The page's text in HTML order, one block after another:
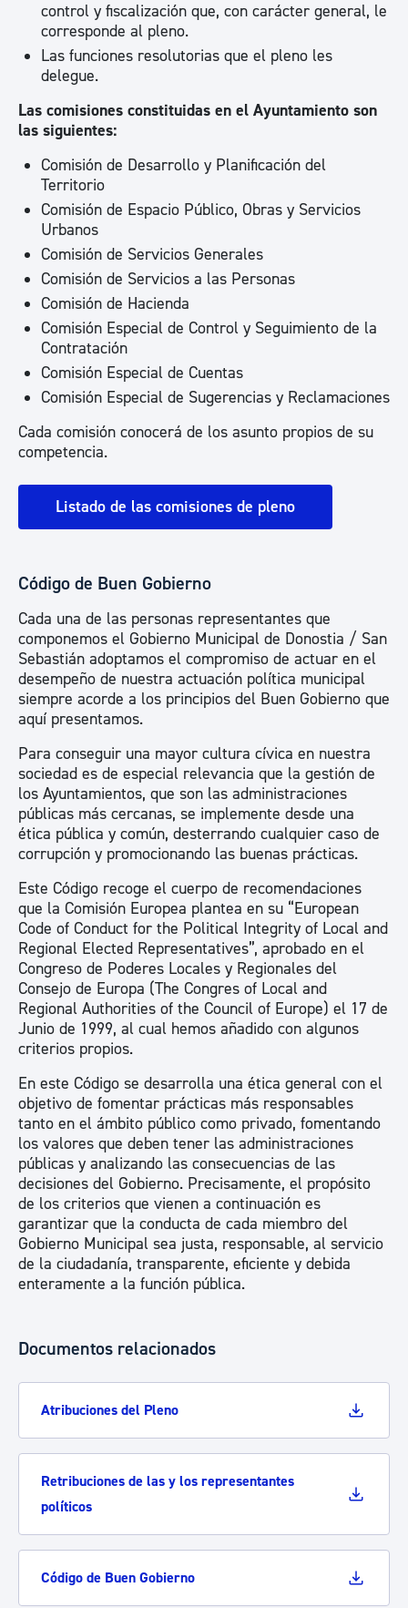
control y fiscalización que, con carácter general, le
corresponde al pleno.
Las funciones resolutorias que el pleno les
delegue.
Las comisiones constituidas en el Ayuntamiento son
las siguientes:
Comisión de Desarrollo y Planificación del
Territorio
Comisión de Espacio Público, Obras y Servicios
Urbanos
Comisión de Servicios Generales
Comisión de Servicios a las Personas
Comisión de Hacienda
Comisión Especial de Control y Seguimiento de la
Contratación
Comisión Especial de Cuentas
Comisión Especial de Sugerencias y Reclamaciones
Cada comisión conocerá de los asunto propios de su
competencia.
Listado de las comisiones de pleno
Código de Buen Gobierno
Cada una de las personas representantes que
componemos el Gobierno Municipal de Donostia / San
Sebastián adoptamos el compromiso de actuar en el
desempeño de nuestra actuación política municipal
siempre acorde a los principios del Buen Gobierno que
aquí presentamos.
Para conseguir una mayor cultura cívica en nuestra
sociedad es de especial relevancia que la gestión de
los Ayuntamientos, que son las administraciones
públicas más cercanas, se implemente desde una
ética pública y común, desterrando cualquier caso de
corrupción y promocionando las buenas prácticas.
Este Código recoge el cuerpo de recomendaciones
que la Comisión Europea plantea en su “European
Code of Conduct for the Political Integrity of Local and
Regional Elected Representatives”, aprobado en el
Congreso de Poderes Locales y Regionales del
Consejo de Europa (The Congres of Local and
Regional Authorities of the Council of Europe) el 17 de
Junio de 1999, al cual hemos añadido con algunos
criterios propios.
En este Código se desarrolla una ética general con el
objetivo de fomentar prácticas más responsables
tanto en el ámbito público como privado, fomentando
los valores que deben tener las administraciones
públicas y analizando las consecuencias de las
decisiones del Gobierno. Precisamente, el propósito
de los criterios que vienen a continuación es
garantizar que la conducta de cada miembro del
Gobierno Municipal sea justa, responsable, al servicio
de la ciudadanía, transparente, eficiente y debida
enteramente a la función pública.
Documentos relacionados
Atribuciones del Pleno
Retribuciones de las y los representantes
políticos
Código de Buen Gobierno